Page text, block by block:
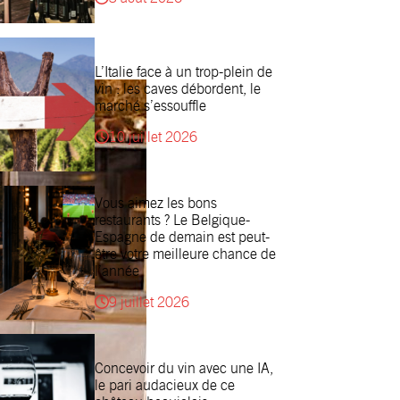
L’Italie face à un trop-plein de
vin : les caves débordent, le
marché s’essouffle
10 juillet 2026
Vous aimez les bons
restaurants ? Le Belgique-
Espagne de demain est peut-
être votre meilleure chance de
l’année
9 juillet 2026
Concevoir du vin avec une IA,
le pari audacieux de ce